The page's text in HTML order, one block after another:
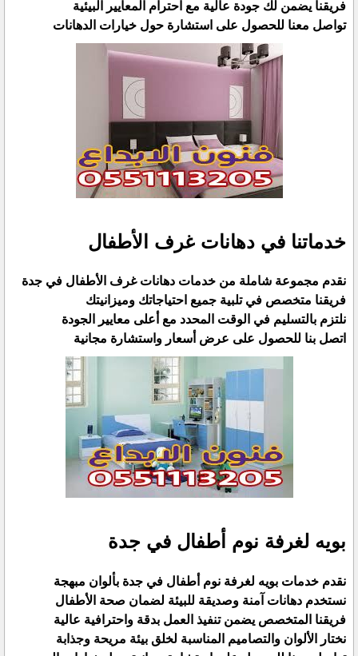
فريقنا يضمن لك جودة عالية مع احترام المعايير البيئية
تواصل معنا للحصول على استشارة حول خيارات الدهانات
خدماتنا في دهانات غرف الأطفال
نقدم مجموعة شاملة من خدمات دهانات غرف الأطفال في جدة
فريقنا متخصص في تلبية جميع احتياجاتك وميزانيتك
نلتزم بالتسليم في الوقت المحدد مع أعلى معايير الجودة
اتصل بنا للحصول على عرض أسعار واستشارة مجانية
بويه لغرفة نوم أطفال في جدة
نقدم خدمات بويه لغرفة نوم أطفال في جدة بألوان مبهجة
نستخدم دهانات آمنة وصديقة للبيئة لضمان صحة الأطفال
فريقنا المتخصص يضمن تنفيذ العمل بدقة واحترافية عالية
نختار الألوان والتصاميم المناسبة لخلق بيئة مريحة وجذابة